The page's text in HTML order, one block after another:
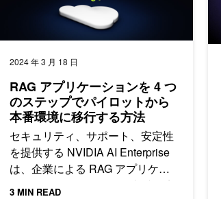
2024 年 3 月 18 日
RAG アプリケーションを 4 つ
のステップでパイロットから
本番環境に移行する方法
セキュリティ、サポート、安定性
を提供する NVIDIA AI Enterprise
は、企業による RAG アプリケー
ションのパイロットから本番環境
3 MIN READ